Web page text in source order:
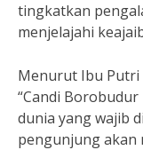
tingkatkan
menjelajahi
Menurut Ibu Putri
“Candi
dunia yang wajib
pengunjung akan